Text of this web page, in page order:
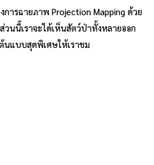
การฉายภาพ Projection Mapping ด้วย
นนี้เราจะได้เห็นสัตว์ป่าทั้งหลายออก
นแบบสุดพิเศษให้เราชม